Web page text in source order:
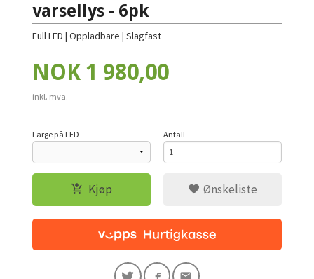
varsellys - 6pk
Full LED | Oppladbare | Slagfast
Pris
NOK 1 980,00
inkl. mva.
Farge på LED Antall
Kjøp Ønskeliste